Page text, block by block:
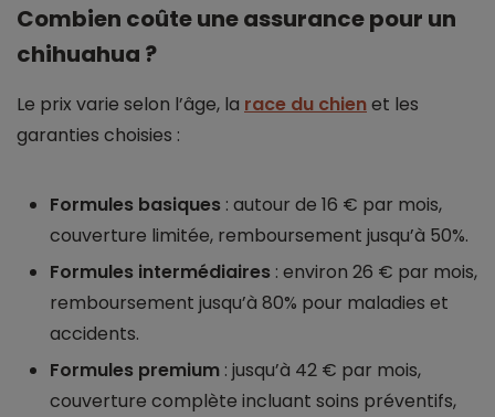
Combien coûte une assurance pour un
chihuahua ?
Le prix varie selon l’âge, la race du chienet les
garanties choisies :
Formules basiques : autour de 16 € par mois,
couverture limitée, remboursement jusqu’à 50%.
Formules intermédiaires : environ 26 € par mois,
remboursement jusqu’à 80% pour maladies et
accidents.
Formules premium : jusqu’à 42 € par mois,
couverture complète incluant soins préventifs,